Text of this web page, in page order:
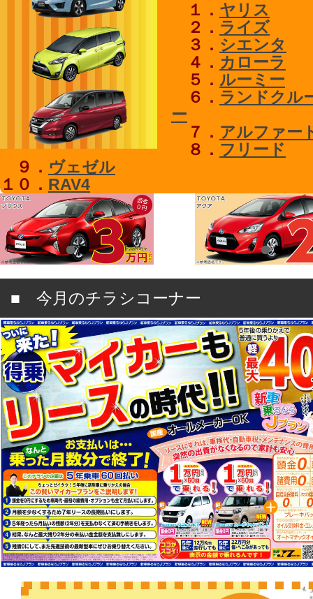
１． ヤリス
２． ライズ
３． シエンタ
４． カローラ
５． ルーミー
６． ランドクル
ー
７． アルファー
８． フリード
９． ヴェゼル
１０． RAV4
■ 今月のチラシコーナー